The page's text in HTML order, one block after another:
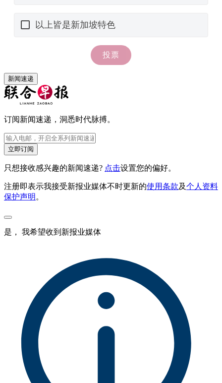
新闻速递
订阅新闻速递，洞悉时代脉搏。
立即订阅
只想接收感兴趣的新闻速递? 点击设置您的偏好。
注册即表示我接受新报业媒体不时更新的使用条款及个人资料
保护声明 。
是， 我希望收到新报业媒体